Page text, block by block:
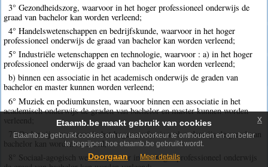
3° Gezondheidszorg, waarvoor in het hoger professioneel onderwijs de
graad van bachelor kan worden verleend;
4° Handelswetenschappen en bedrijfskunde, waarvoor in het hoger
professioneel onderwijs de graad van bachelor kan worden verleend;
5° Industriële wetenschappen en technologie, waarvoor : a) in het hoger
professioneel onderwijs de graad van bachelor kan worden verleend;
b) binnen een associatie in het academisch onderwijs de graden van
bachelor en master kunnen worden verleend;
6° Muziek en podiumkunsten, waarvoor binnen een associatie in het
academisch onderwijs de graden van bachelor en master kunnen worden
verleend;
7° Onderwijs, waarvoor in het hoger professioneel onderwijs de graad van
bachelor kan worden verleend;
8° Sociaal-agogisch werk, waarvoor in het hoger professioneel onderwijs
Etaamb.be maakt gebruik van cookies
Etaamb.be gebruikt cookies om uw taalvoorkeur te onthouden en om beter
te begrijpen hoe etaamb.be gebruikt wordt.
Doorgaan Meer details
x